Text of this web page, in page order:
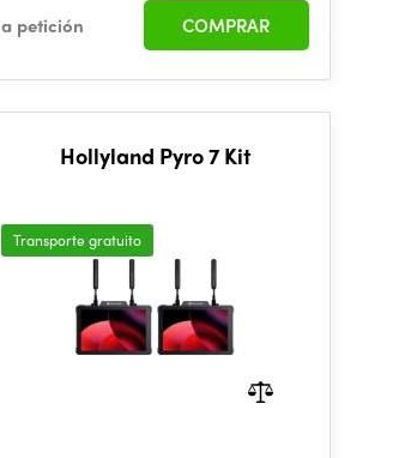
a petición COMPRAR
Hollyland Pyro 7 Kit
Transporte gratuito